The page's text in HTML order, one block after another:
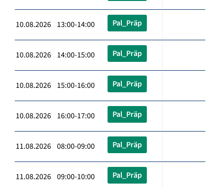
10.08.2026 13:00-14:00 Pal_Präp
10.08.2026 14:00-15:00 Pal_Präp
10.08.2026 15:00-16:00 Pal_Präp
10.08.2026 16:00-17:00 Pal_Präp
11.08.2026 08:00-09:00 Pal_Präp
11.08.2026 09:00-10:00 Pal_Präp